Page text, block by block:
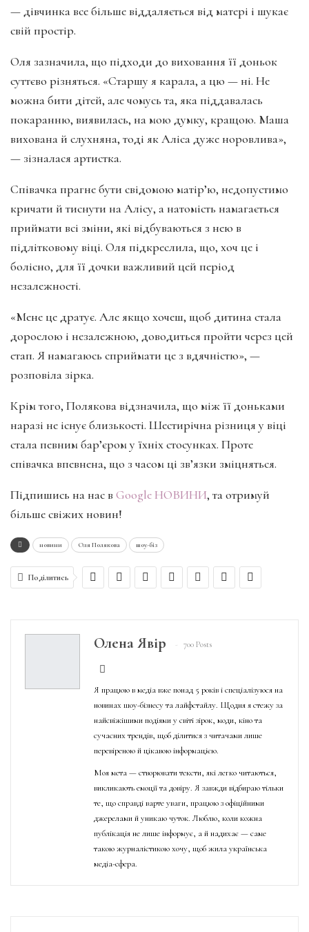
— дівчинка все більше віддаляється від матері і шукає
свій простір.
Оля зазначила, що підходи до виховання її доньок
суттєво різняться. «Старшу я карала, а цю — ні. Не
можна бити дітей, але чомусь та, яка піддавалась
покаранню, виявилась, на мою думку, кращою. Маша
вихована й слухняна, тоді як Аліса дуже норовлива»,
— зізналася артистка.
Співачка прагне бути свідомою матір’ю, недопустимо
кричати й тиснути на Алісу, а натомість намагається
приймати всі зміни, які відбуваються з нею в
підлітковому віці. Оля підкреслила, що, хоч це і
болісно, для її дочки важливий цей період
незалежності.
«Мене це дратує. Але якщо хочеш, щоб дитина стала
дорослою і незалежною, доводиться пройти через цей
етап. Я намагаюсь сприймати це з вдячністю», —
розповіла зірка.
Крім того, Полякова відзначила, що між її доньками
наразі не існує близькості. Шестирічна різниця у віці
стала певним бар’єром у їхніх стосунках. Проте
співачка впевнена, що з часом ці зв’язки зміцняться.
Підпишись на нас в Google НОВИНИ, та отримуй
більше свіжих новин!
новини Оля Полякова шоу-біз
Поділитись
Олена Явір 700 Posts
Я працюю в медіа вже понад 5 років і спеціалізуюся на
новинах шоу-бізнесу та лайфстайлу. Щодня я стежу за
найсвіжішими подіями у світі зірок, моди, кіно та
сучасних трендів, щоб ділитися з читачами лише
перевіреною й цікавою інформацією.
Моя мета — створювати тексти, які легко читаються,
викликають емоції та довіру. Я завжди відбираю тільки
те, що справді варте уваги, працюю з офіційними
джерелами й уникаю чуток. Люблю, коли кожна
публікація не лише інформує, а й надихає — саме
такою журналістикою хочу, щоб жила українська
медіа-сфера.